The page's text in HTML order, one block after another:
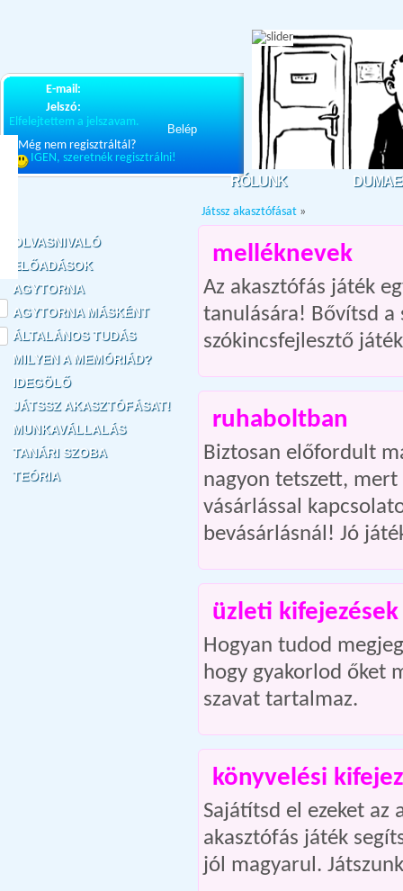
E-mail:
Jelszó:
Elfelejtettem a jelszavam.
Belép
Még nem regisztráltál?
IGEN, szeretnék regisztrálni!
RÓLUNK
Játssz akasztófásat »
OLVASNIVALÓ
ELŐADÁSOK
AGYTORNA
AGYTORNA MÁSKÉNT
ÁLTALÁNOS TUDÁS
MILYEN A MEMÓRIÁD?
IDEGÖLŐ
JÁTSSZ AKASZTÓFÁSAT!
MUNKAVÁLLALÁS
TANÁRI SZOBA
TEÓRIA
melléknevek
Az akasztófás játék
tanulására! Bővítsd a
szókincsfejlesztő
ruhaboltban
Biztosan előfordult
nagyon tetszett, mert
vásárlással
bevásárlásnál! Jó
üzleti kifejezések
Hogyan tudod
hogy gyakorlod őket
szavat tartalmaz.
könyvelési
Sajátítsd el ezeket az
akasztófás játék
jól magyarul.